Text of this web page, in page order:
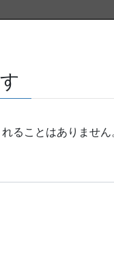
ることはありません